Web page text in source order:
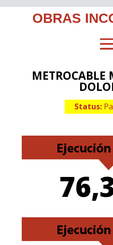
OBRAS
METROCABLE
Status: